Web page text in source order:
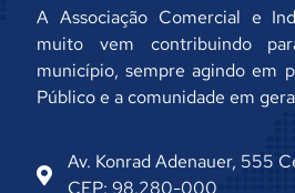
A Associação Comercial e
muito vem contribuindo
município, sempre agindo em
Público e a comunidade em
Av. Konrad Adenauer, 555
CEP: 98.280-000